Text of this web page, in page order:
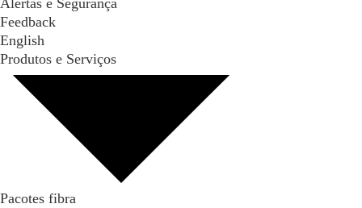
Alertas e Segurança
Feedback
English
Produtos e Serviços
Pacotes fibra